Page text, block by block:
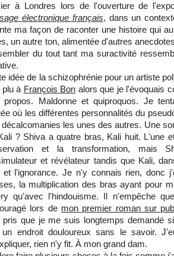
à Londres lors de l'ouverture de
électronique français, dans un
ma façon de raconter une histoire qui
un autre ton, alimentée d'autres
du tout tant ma suractivité
idée de la schizophrénie pour un artiste
plu à François Bon alors que je l'évoquais
propos. Maldonne et quiproquos. Je
où les différentes personnalités du
les unes des autres. Une
? Shiva a quatre bras, Kali huit. L'une
et la transformation, mais
et révélateur tandis que Kali,
et l'ignorance. Je n'y connais rien, donc
la multiplication des bras ayant pour
qu'avec l'hindouisme. Il n'empêche
lors de mon premier roman sur
pris que je me suis longtemps demandé
endroit douloureux sans le savoir.
rien n'y fit. À mon grand dam.